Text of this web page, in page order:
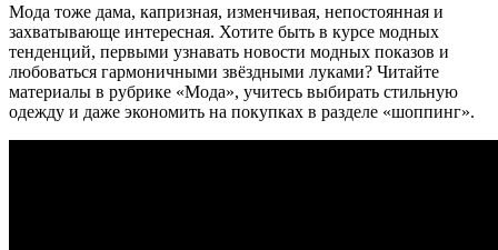
Мода тоже дама, капризная, изменчивая, непостоянная и
захватывающе интересная. Хотите быть в курсе модных
тенденций, первыми узнавать новости модных показов и
любоваться гармоничными звёздными луками? Читайте
материалы в рубрике «Мода», учитесь выбирать стильную
одежду и даже экономить на покупках в разделе «шоппинг».